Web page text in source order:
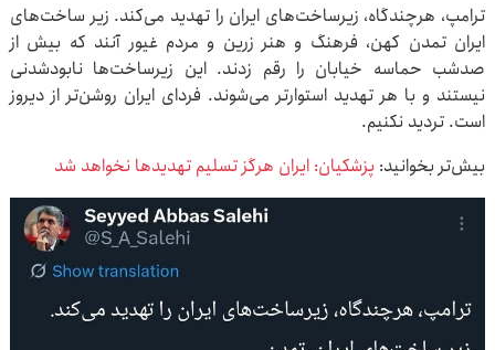
ترامپ، هرچندگاه، زیرساخت‌های ایران را تهدید می‌کند. ‏زیر ساخت‌های
ایران تمدن کهن، فرهنگ و هنر زرین و مردم غیور آنند که بیش از
صدشب حماسه خیابان را رقم زدند. این زیرساخت‌ها نابودشدنی
نیستند و با هر تهدید استوارتر می‌شوند. فردای ایران روشن‌تر از دیروز
است. تردید نکنیم.
بیش‌تر بخوانید: پزشکیان: ایران هرگز تسلیم تهدیدها نخواهد شد